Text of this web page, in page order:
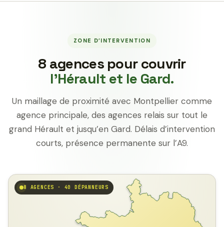
ZONE D’INTERVENTION
8 agences pour couvrir
l’Hérault et le Gard.
Un maillage de proximité avec Montpellier comme
agence principale, des agences relais sur tout le
grand Hérault et jusqu’en Gard. Délais d’intervention
courts, présence permanente sur l’A9.
8 AGENCES · 40 DÉPANNEURS